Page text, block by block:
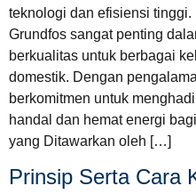
teknologi dan efisiensi
Grundfos sangat penting
berkualitas untuk berbagai
domestik. Dengan
berkomitmen untuk
handal dan hemat energi
yang Ditawarkan oleh […]
Prinsip Serta Cara